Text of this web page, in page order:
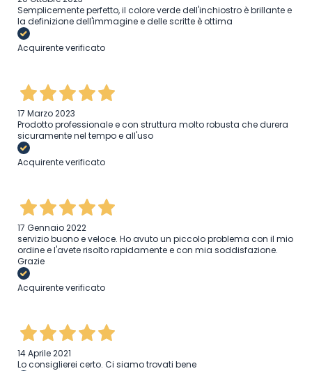
Semplicemente perfetto, il colore verde dell'inchiostro è brillante e
la definizione dell'immagine e delle scritte è ottima
Acquirente verificato
17 Marzo 2023
Prodotto professionale e con struttura molto robusta che durera
sicuramente nel tempo e all'uso
Acquirente verificato
17 Gennaio 2022
servizio buono e veloce. Ho avuto un piccolo problema con il mio
ordine e l'avete risolto rapidamente e con mia soddisfazione.
Grazie
Acquirente verificato
14 Aprile 2021
Lo consiglierei certo. Ci siamo trovati bene